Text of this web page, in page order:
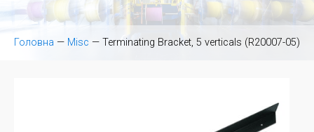
Головна — Misc — Terminating Bracket, 5 verticals (R20007-05)